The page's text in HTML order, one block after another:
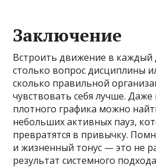
Заключение
Встроить движение в каждый
столько вопрос дисциплины
сколько правильной
чувствовать себя лучше. Даже
плотного графика можно
небольших активных пауз,
превратятся в привычку.
и жизненный тонус — это не
результат системного